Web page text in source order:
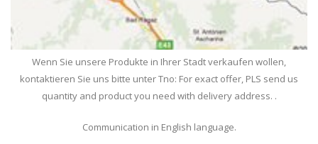
Wenn Sie unsere Produkte in Ihrer Stadt verkaufen wollen,
kontaktieren Sie uns bitte unter Tno: For exact offer, PLS send us
quantity and product you need with delivery address. .
Communication in English language.